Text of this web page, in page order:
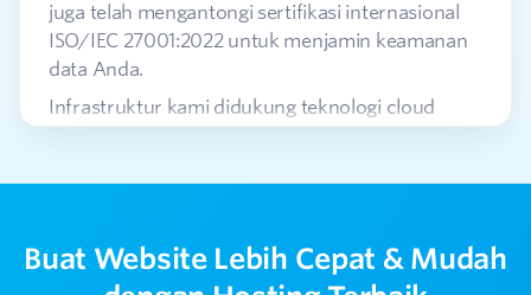
juga telah mengantongi sertifikasi internasional
ISO/IEC 27001:2022 untuk menjamin keamanan
data Anda.
Infrastruktur kami didukung teknologi cloud
proteksi keamanan ketat, dan panel kontrol
cPanel.
Buat Website Lebih Cepat & Mudah